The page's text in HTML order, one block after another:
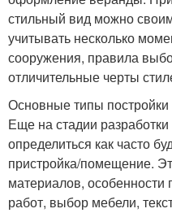
стильный вид можно
учитывать несколько
сооружения, правила
отличительные черты
Основные типы постройки
Еще на стадии
определиться как часто
пристройка/помещение.
материалов,
работ, выбор мебели,